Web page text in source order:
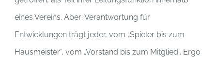
eines Vereins. Aber: Verantwortung für
Entwicklungen trägt jeder, vom „Spieler bis zum
Hausmeister“, vom „Vorstand bis zum Mitglied“. Ergo